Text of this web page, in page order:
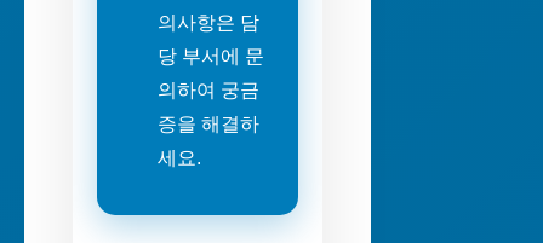
의사항은 담
당 부서에 문
의하여 궁금
증을 해결하
세요.